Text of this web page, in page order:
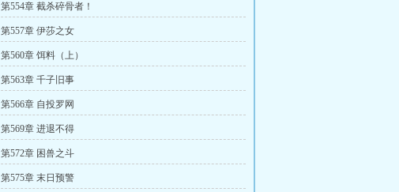
第554章 截杀碎骨者！
第557章 伊莎之女
第560章 饵料（上）
第563章 千子旧事
第566章 自投罗网
第569章 进退不得
第572章 困兽之斗
第575章 末日预警